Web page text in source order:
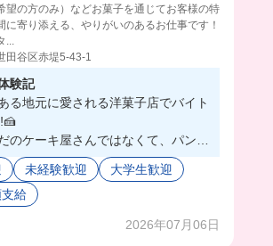
望の方のみ）などお菓子を通じてお客様の特
に寄り添える、やりがいのあるお仕事です！
...
田谷区赤堤5-43-1
験記
る地元に愛される洋菓子店でバイト
のケーキ屋さんではなくて、パンや
、お惣菜まで販売していて目が幸せ
豊富な分、たくさん覚えられるから
も話しやすい雰囲気の方で、先輩た
未経験歓迎
大学生歓迎
給
2026年07月06日